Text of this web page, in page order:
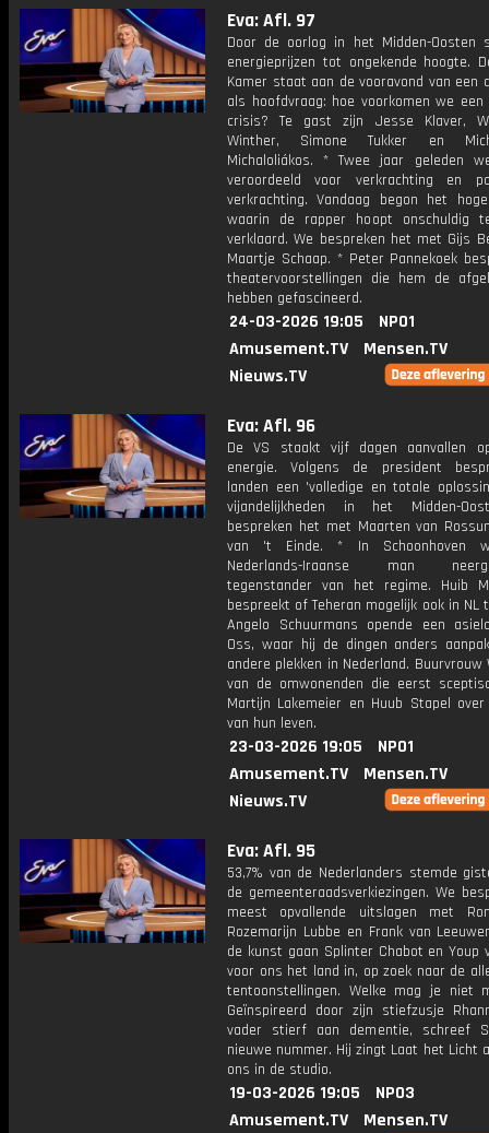
Eva: Afl. 97
Door de oorlog in het Midden-Oosten
energieprijzen tot ongekende hoogte.
Kamer staat aan de vooravond van een
als hoofdvraag: hoe voorkomen we een
crisis? Te gast zijn Jesse Klaver,
Winther, Simone Tukker en
Michaloliákos. * Twee jaar geleden
veroordeeld voor verkrachting en
verkrachting. Vandaag begon het
waarin de rapper hoopt onschuldig
verklaard. We bespreken het met Gijs
Maartje Schaap. * Peter Pannekoek
theatervoorstellingen die hem de
hebben gefascineerd.
24-03-2026 19:05
NPO1
Amusement.TV
Mensen.TV
Nieuws.TV
Eva: Afl. 96
De VS staakt vijf dagen aanvallen
energie. Volgens de president
landen een 'volledige en totale
vijandelijkheden in het Midden-
bespreken het met Maarten van
van 't Einde. * In Schoonhoven
Nederlands-Iraanse man
tegenstander van het regime. Huib
bespreekt of Teheran mogelijk ook in NL
Angelo Schuurmans opende een
Oss, waar hij de dingen anders
andere plekken in Nederland. Buurvrouw
van de omwonenden die eerst
Martijn Lakemeier en Huub Stapel
van hun leven.
23-03-2026 19:05
NPO1
Amusement.TV
Mensen.TV
Nieuws.TV
Eva: Afl. 95
53,7% van de Nederlanders stemde
de gemeenteraadsverkiezingen. We
meest opvallende uitslagen met
Rozemarijn Lubbe en Frank van
de kunst gaan Splinter Chabot en Youp
voor ons het land in, op zoek naar de
tentoonstellingen. Welke mag je niet
Geïnspireerd door zijn stiefzusje
vader stierf aan dementie, schreef
nieuwe nummer. Hij zingt Laat het Licht
ons in de studio.
19-03-2026 19:05
NPO3
Amusement.TV
Mensen.TV